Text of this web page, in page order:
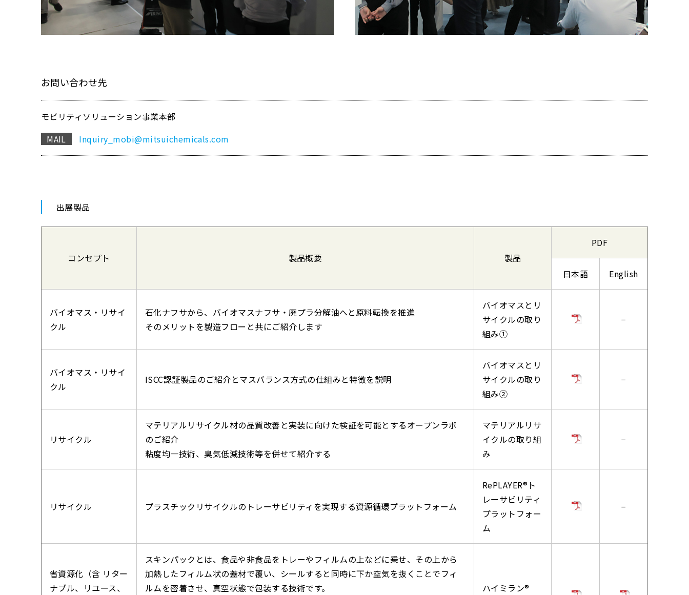
お問い合わせ先
モビリティソリューション事業本部
MAIL
Inquiry_mobi@mitsuichemicals.com
出展製品
コンセプト 製品概要 製品
PDF
日本語 English
バイオマス・リサイ
クル
石化ナフサから、バイオマスナフサ・廃プラ分解油へと原料転換を推進
そのメリットを製造フローと共にご紹介します
バイオマスとリ
サイクルの取り
組み①
−
バイオマス・リサイ
クル
ISCC認証製品のご紹介とマスバランス方式の仕組みと特徴を説明
バイオマスとリ
サイクルの取り
組み②
−
リサイクル
マテリアルリサイクル材の品質改善と実装に向けた検証を可能とするオープンラボ
のご紹介
粘度均一技術、臭気低減技術等を併せて紹介する
マテリアルリサ
イクルの取り組
み
−
リサイクル プラスチックリサイクルのトレーサビリティを実現する資源循環プラットフォーム
RePLAYER®ト
レーサビリティ
プラットフォー
ム
−
省資源化（含 リター
ナブル、リユース、
スキンパックとは、食品や非食品をトレーやフィルムの上などに乗せ、その上から
加熱したフィルム状の蓋材で覆い、シールすると同時に下か空気を抜くことでフィ
ルムを密着させ、真空状態で包装する技術です。
ハイミラン®